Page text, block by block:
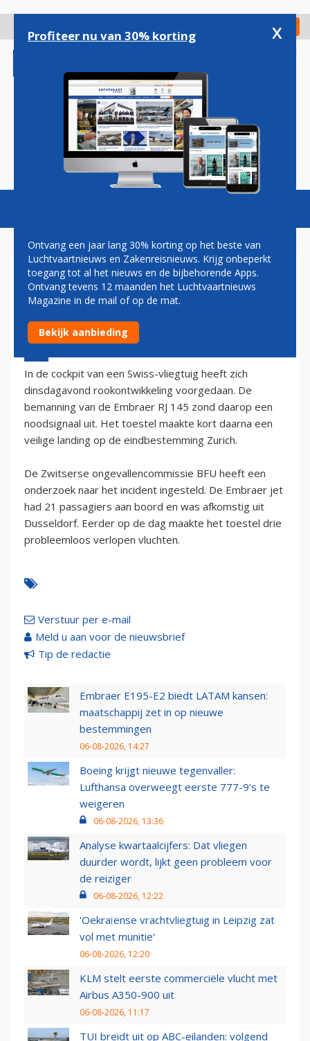
gaan
Check in
Magazine Podcasts Vacatures
ROOK IN COCKPIT SWISS-
TOESTEL
21 augustus 2002 - 2:00
In de cockpit van een Swiss-vliegtuig heeft zich
dinsdagavond rookontwikkeling voorgedaan. De
bemanning van de Embraer RJ 145 zond daarop een
noodsignaal uit. Het toestel maakte kort daarna een
veilige landing op de eindbestemming Zurich.
De Zwitserse ongevallencommissie BFU heeft een
onderzoek naar het incident ingesteld. De Embraer jet
had 21 passagiers aan boord en was afkomstig uit
Dusseldorf. Eerder op de dag maakte het toestel drie
probleemloos verlopen vluchten.
Verstuur per e-mail
Meld u aan voor de nieuwsbrief
Tip de redactie
Embraer E195-E2 biedt LATAM kansen:
maatschappij zet in op nieuwe
bestemmingen
06-08-2026, 14:27
Boeing krijgt nieuwe tegenvaller:
Lufthansa overweegt eerste 777-9’s te
weigeren
06-08-2026, 13:36
Analyse kwartaalcijfers: Dat vliegen
duurder wordt, lijkt geen probleem voor
de reiziger
06-08-2026, 12:22
'Oekraïense vrachtvliegtuig in Leipzig zat
vol met munitie'
06-08-2026, 12:20
KLM stelt eerste commerciële vlucht met
Airbus A350-900 uit
06-08-2026, 11:17
TUI breidt uit op ABC-eilanden: volgend
Profiteer nu van 30% korting x
Ontvang een jaar lang 30% korting op het beste van
Luchtvaartnieuws en Zakenreisnieuws. Krijg onbeperkt
toegang tot al het nieuws en de bijbehorende Apps.
Ontvang tevens 12 maanden het Luchtvaartnieuws
Magazine in de mail of op de mat.
Bekijk aanbieding